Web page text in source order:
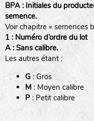
BINGENHEIMER
DE BOLSTER (DBO)
GRAINE DEL PAÏS
BPA : Initiales du
semence.
Voir chapitre « semences
1 : Numéro d’ordre du lot
A : Sans calibre.
Les autres étant :
G: Gros
M : Moyen calibre
P: Petit calibre
Légumes feuilles